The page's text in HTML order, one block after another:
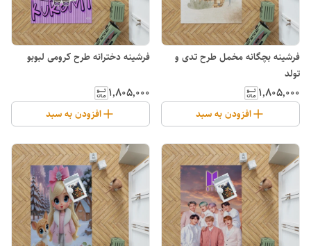
فرشینه بچگانه مخمل طرح تدی و
تولد
۱٬۸۰۵٬۰۰۰
افزودن به سبد
فرشینه دخترانه طرح کرومی لبوبو
۱٬۸۰۵٬۰۰۰
افزودن به سبد